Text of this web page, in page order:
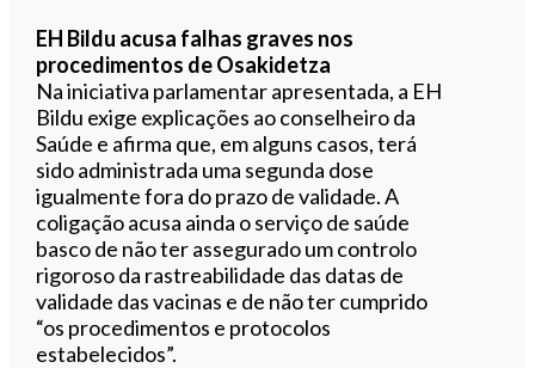
EH Bildu acusa falhas graves nos
procedimentos de Osakidetza
Na iniciativa parlamentar apresentada, a EH
Bildu exige explicações ao conselheiro da
Saúde e afirma que, em alguns casos, terá
sido administrada uma segunda dose
igualmente fora do prazo de validade. A
coligação acusa ainda o serviço de saúde
basco de não ter assegurado um controlo
rigoroso da rastreabilidade das datas de
validade das vacinas e de não ter cumprido
“os procedimentos e protocolos
estabelecidos”.